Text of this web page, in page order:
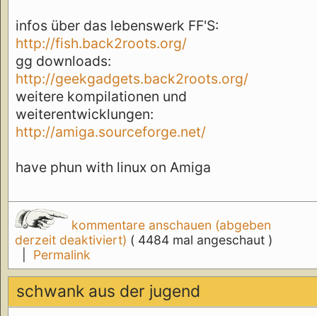
infos über das lebenswerk FF'S:
http://fish.back2roots.org/
gg downloads:
http://geekgadgets.back2roots.org/
weitere kompilationen und
weiterentwicklungen:
http://amiga.sourceforge.net/
have phun with linux on Amiga
kommentare anschauen (abgeben
derzeit deaktiviert) ( 4484 mal angeschaut )
Permalink
schwank aus der jugend